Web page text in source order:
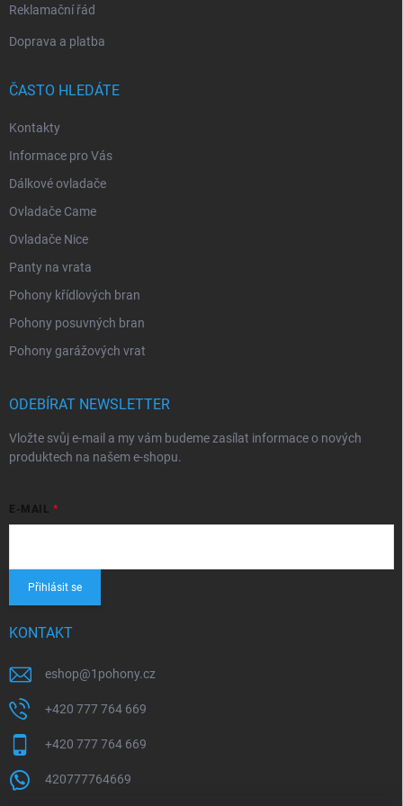
Reklamační řád
Doprava a platba
ČASTO HLEDÁTE
Kontakty
Informace pro Vás
Dálkové ovladače
Ovladače Came
Ovladače Nice
Panty na vrata
Pohony křídlových bran
Pohony posuvných bran
Pohony garážových vrat
ODEBÍRAT NEWSLETTER
Vložte svůj e-mail a my vám budeme zasílat informace o nových
produktech na našem e-shopu.
E-MAIL
Přihlásit se
KONTAKT
eshop@1pohony.cz
+420 777 764 669
+420 777 764 669
420777764669